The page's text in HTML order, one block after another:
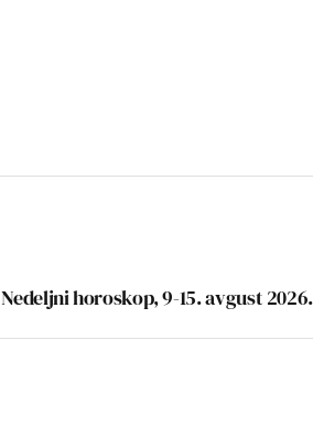
Nedeljni horoskop, 9-15. avgust 2026.